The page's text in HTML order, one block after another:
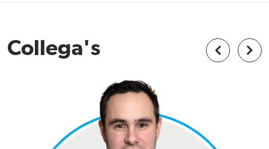
Collega's